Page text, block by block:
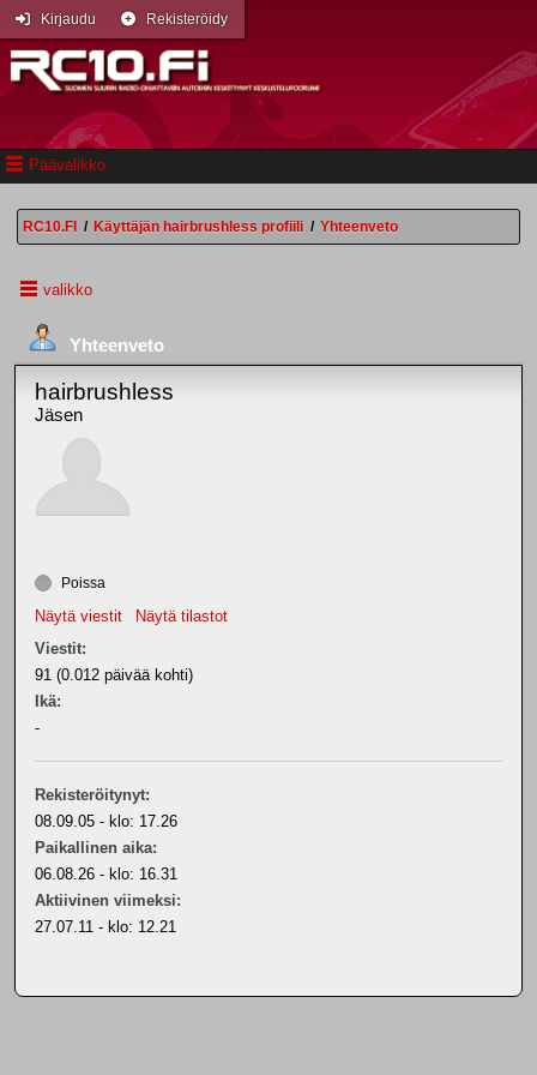
Päävalikko
Kirjaudu Rekisteröidy
RC10.FI / Käyttäjän hairbrushless profiili / Yhteenveto
valikko
Yhteenveto
hairbrushless
Jäsen
Poissa
Näytä viestit
Näytä tilastot
Viestit:
91 (0.012 päivää kohti)
Ikä:
-
Rekisteröitynyt:
08.09.05 - klo: 17.26
Paikallinen aika:
06.08.26 - klo: 16.31
Aktiivinen viimeksi:
27.07.11 - klo: 12.21